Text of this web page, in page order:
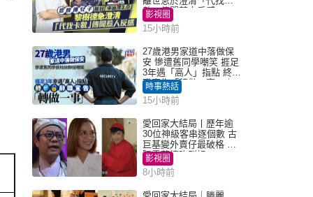
數」傳聞惹人反感
影視圈
15小時前
27歲港男家道中落做保
安 慘遭舊同學嘲笑 捱足
3年遇「高人」指點 終辭
職宣告「轉做一事」｜
Juicy叮
時事熱話
15小時前
愛回家大結局丨歷年逾
30位神級客串逐個數 古
巨基變外賣仔最破格 歐
陽震華情陷群姐
影視圈
8小時前